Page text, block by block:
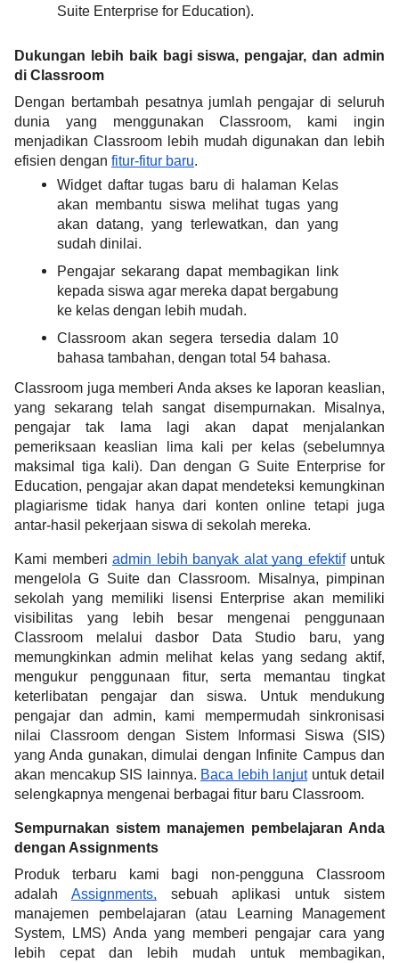
Suite Enterprise for Education).
Dukungan lebih baik bagi siswa, pengajar, dan admin
di Classroom
Dengan bertambah pesatnya jumlah pengajar di seluruh
dunia yang menggunakan Classroom, kami ingin
menjadikan Classroom lebih mudah digunakan dan lebih
efisien dengan fitur-fitur baru.
Widget daftar tugas baru di halaman Kelas
akan membantu siswa melihat tugas yang
akan datang, yang terlewatkan, dan yang
sudah dinilai.
Pengajar sekarang dapat membagikan link
kepada siswa agar mereka dapat bergabung
ke kelas dengan lebih mudah.
Classroom akan segera tersedia dalam 10
bahasa tambahan, dengan total 54 bahasa.
Classroom juga memberi Anda akses ke laporan keaslian,
yang sekarang telah sangat disempurnakan. Misalnya,
pengajar tak lama lagi akan dapat menjalankan
pemeriksaan keaslian lima kali per kelas (sebelumnya
maksimal tiga kali). Dan dengan G Suite Enterprise for
Education, pengajar akan dapat mendeteksi kemungkinan
plagiarisme tidak hanya dari konten online tetapi juga
antar-hasil pekerjaan siswa di sekolah mereka.
Kami memberi admin lebih banyak alat yang efektif untuk
mengelola G Suite dan Classroom. Misalnya, pimpinan
sekolah yang memiliki lisensi Enterprise akan memiliki
visibilitas yang lebih besar mengenai penggunaan
Classroom melalui dasbor Data Studio baru, yang
memungkinkan admin melihat kelas yang sedang aktif,
mengukur penggunaan fitur, serta memantau tingkat
keterlibatan pengajar dan siswa. Untuk mendukung
pengajar dan admin, kami mempermudah sinkronisasi
nilai Classroom dengan Sistem Informasi Siswa (SIS)
yang Anda gunakan, dimulai dengan Infinite Campus dan
akan mencakup SIS lainnya. Baca lebih lanjut untuk detail
selengkapnya mengenai berbagai fitur baru Classroom.
Sempurnakan sistem manajemen pembelajaran Anda
dengan Assignments
Produk terbaru kami bagi non-pengguna Classroom
adalah Assignments, sebuah aplikasi untuk sistem
manajemen pembelajaran (atau Learning Management
System, LMS) Anda yang memberi pengajar cara yang
lebih cepat dan lebih mudah untuk membagikan,